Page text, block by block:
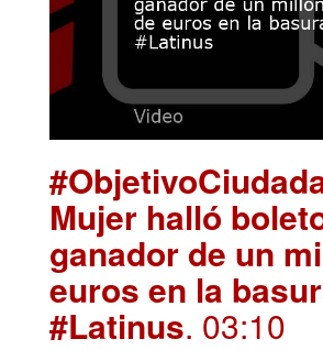
Mujer halló
ganador de un
euros en la
#Latinus. 03:10